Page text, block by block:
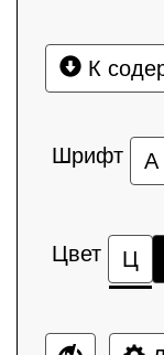
К
Шрифт А
Цвет Ц